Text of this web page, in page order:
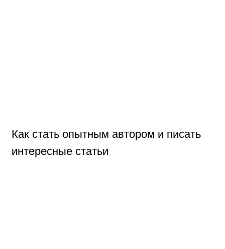
Как стать опытным автором и писать
интересные статьи